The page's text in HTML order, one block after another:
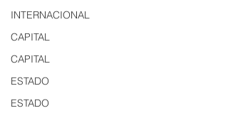
INTERNACIONAL
CAPITAL
CAPITAL
ESTADO
ESTADO